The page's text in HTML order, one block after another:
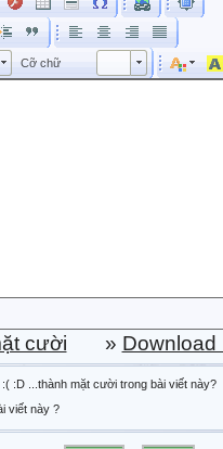
Cỡ chữ Kích cỡ phông
cười » Download
:D ...thành mặt cười trong bài viết này?
viết này ?